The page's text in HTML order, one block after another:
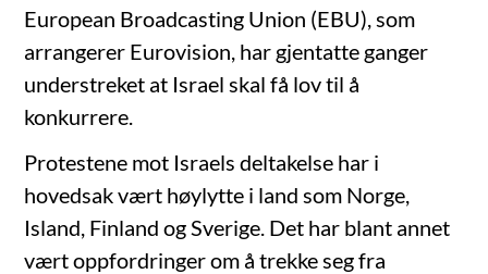
European Broadcasting Union (EBU), som
arrangerer Eurovision, har gjentatte ganger
understreket at Israel skal få lov til å
konkurrere.
Protestene mot Israels deltakelse har i
hovedsak vært høylytte i land som Norge,
Island, Finland og Sverige. Det har blant annet
vært oppfordringer om å trekke seg fra